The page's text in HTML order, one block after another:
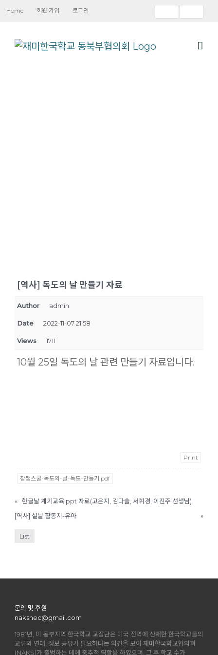
Skip
content
Home 회원 가입 로그인
[역사] 독도의 날 만들기 자료
Author admin
Date 2022-11-07 21:58
Views 1711
10월 25일 독도의 날 관련 만들기 자료입니다.
Print
참쌤스쿨-독도의-날-독도-만들기.pdf
« 한글날 계기교육 ppt 자료(고은지, 김다슬, 서휘경, 이진주 선생님)
[역사] 설날 활동지-유아
»
List
문의 및 후원
naksnec@gmail.com
1981년, 미 동부지역 한국학교 교장단은 미국 전역에 산재한 한국학교들의
교류와 연대, 정보 공유가 필요하다는 의견을 모아 재미한국학교협의회
(NAKS)가 출범하는 데에 중추적 역할을 하였으며, 그 후 학교 수가